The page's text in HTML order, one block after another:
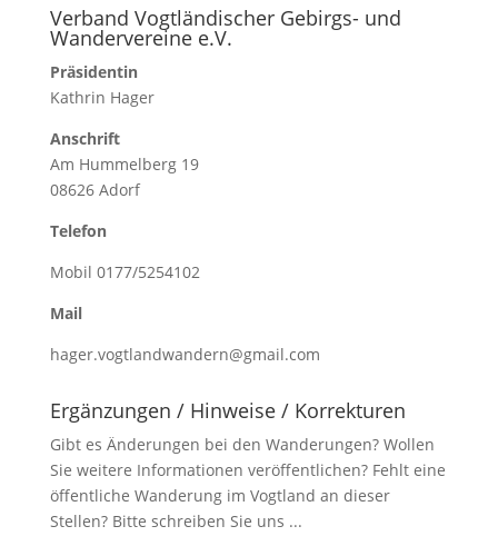
Verband Vogtländischer Gebirgs- und
Wandervereine e.V.
Präsidentin
Kathrin Hager
Anschrift
Am Hummelberg 19
08626 Adorf
Telefon
Mobil 0177/5254102
Mail
hager.vogtlandwandern@gmail.com
Ergänzungen / Hinweise / Korrekturen
Gibt es Änderungen bei den Wanderungen? Wollen
Sie weitere Informationen veröffentlichen? Fehlt eine
öffentliche Wanderung im Vogtland an dieser
Stellen? Bitte schreiben Sie uns ...